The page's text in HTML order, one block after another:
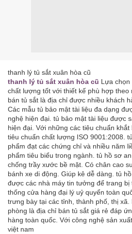
thanh lý tủ sắt xuân hòa cũ
thanh lý tủ sắt xuân hòa cũ Lựa chọn
chất lượng tốt với thiết kế phù hợp theo
bán tủ sắt là địa chỉ được nhiều khách
Các mẫu tủ bảo mật tài liệu đa dạng
nghệ hiện đại. tủ bảo mật tài liệu được
hiện đại. Với những các tiêu chuẩn
tiêu chuẩn chất lượng ISO 9001:2008.
phẩm đạt các chứng chỉ và nhiều năm
phẩm tiêu biểu trong ngành. tủ hồ sơ
chống trầy xước bề mặt. Có chân cao
bánh xe di động. Giúp kê dễ dàng. tủ
được các nhà máy tin tưởng để trang
thống cửa hàng đại lý uỷ quyển toàn
trưng bày tại các tỉnh, thành phố, thị xã.
phòng là địa chỉ bán tủ sắt giá rẻ đáp
hàng toàn quốc. Với công nghệ sản
việt nam